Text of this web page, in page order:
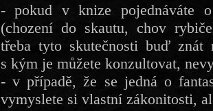
- pokud v knize pojednáváte
(chození do skautu, chov
třeba tyto skutečnosti buď znát
s kým je můžete konzultovat,
- v případě, že se jedná o
vymyslete si vlastní zákonitosti,